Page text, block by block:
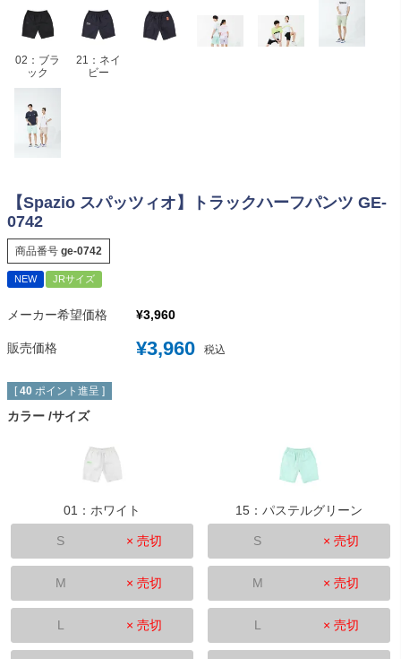
02：ブラ
ック
21：ネイ
ビー
【Spazio スパッツィオ】トラックハーフパンツ GE-
0742
商品番号 ge-0742
NEW JRサイズ
メーカー希望価格 ¥3,960
販売価格 ¥3,960 税込
[ 40 ポイント進呈 ]
カラー サイズ
01：ホワイト
S × 売切
M × 売切
L × 売切
15：パステルグリーン
S × 売切
M × 売切
L × 売切